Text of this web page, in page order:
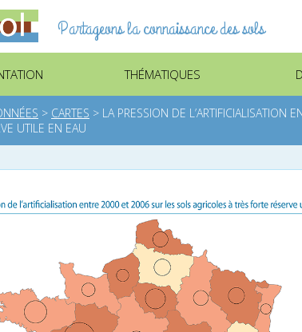
Partageons la connaissance des sols
THÉMATIQUES
> CARTES > LA PRESSION DE L’ARTIFICIALISATION
UTILE EN EAU